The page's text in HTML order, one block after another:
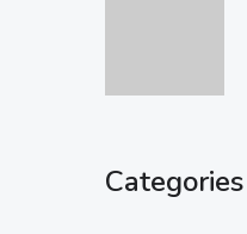
Categories